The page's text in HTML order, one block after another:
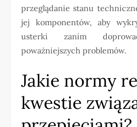
przeglądanie stanu
jej komponentów, aby
usterki zanim
poważniejszych problemów.
Jakie normy
kwestie